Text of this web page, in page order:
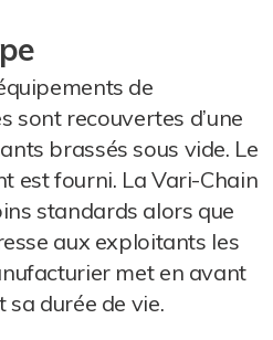
de
sont recouvertes d’une
brassés sous vide. Le
est fourni. La Vari-Chain
standards alors que
aux exploitants les
met en avant
sa durée de vie.